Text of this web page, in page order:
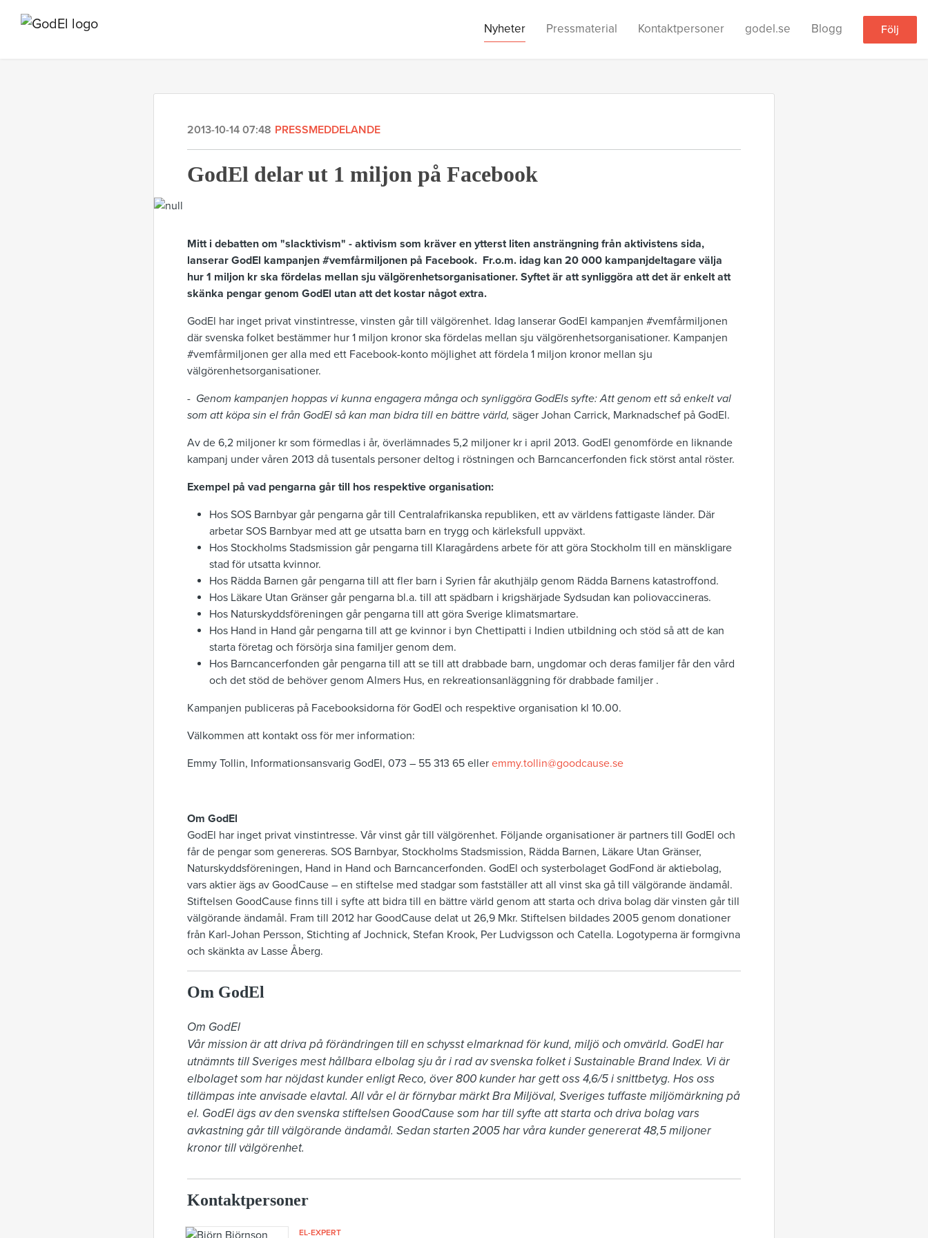
Nyheter Pressmaterial Kontaktpersoner godel.se Blogg Följ
2013-10-14 07:48 PRESSMEDDELANDE
GodEl delar ut 1 miljon på Facebook
Mitt i debatten om "slacktivism" - aktivism som kräver en ytterst liten ansträngning från aktivistens sida,
lanserar GodEl kampanjen #vemfårmiljonen på Facebook. Fr.o.m. idag kan 20 000 kampanjdeltagare välja
hur 1 miljon kr ska fördelas mellan sju välgörenhetsorganisationer. Syftet är att synliggöra att det är enkelt att
skänka pengar genom GodEl utan att det kostar något extra.
GodEl har inget privat vinstintresse, vinsten går till välgörenhet. Idag lanserar GodEl kampanjen #vemfårmiljonen
där svenska folket bestämmer hur 1 miljon kronor ska fördelas mellan sju välgörenhetsorganisationer. Kampanjen
#vemfårmiljonen ger alla med ett Facebook-konto möjlighet att fördela 1 miljon kronor mellan sju
välgörenhetsorganisationer.
- Genom kampanjen hoppas vi kunna engagera många och synliggöra GodEls syfte: Att genom ett så enkelt val
som att köpa sin el från GodEl så kan man bidra till en bättre värld, säger Johan Carrick, Marknadschef på GodEl.
Av de 6,2 miljoner kr som förmedlas i år, överlämnades 5,2 miljoner kr i april 2013. GodEl genomförde en liknande
kampanj under våren 2013 då tusentals personer deltog i röstningen och Barncancerfonden fick störst antal röster.
Exempel på vad pengarna går till hos respektive organisation:
Hos SOS Barnbyar går pengarna går till Centralafrikanska republiken, ett av världens fattigaste länder. Där
arbetar SOS Barnbyar med att ge utsatta barn en trygg och kärleksfull uppväxt.
Hos Stockholms Stadsmission går pengarna till Klaragårdens arbete för att göra Stockholm till en mänskligare
stad för utsatta kvinnor.
Hos Rädda Barnen går pengarna till att fler barn i Syrien får akuthjälp genom Rädda Barnens katastroffond.
Hos Läkare Utan Gränser går pengarna bl.a. till att spädbarn i krigshärjade Sydsudan kan poliovaccineras.
Hos Naturskyddsföreningen går pengarna till att göra Sverige klimatsmartare.
Hos Hand in Hand går pengarna till att ge kvinnor i byn Chettipatti i Indien utbildning och stöd så att de kan
starta företag och försörja sina familjer genom dem.
Hos Barncancerfonden går pengarna till att se till att drabbade barn, ungdomar och deras familjer får den vård
och det stöd de behöver genom Almers Hus, en rekreationsanläggning för drabbade familjer .
Kampanjen publiceras på Facebooksidorna för GodEl och respektive organisation kl 10.00.
Välkommen att kontakt oss för mer information:
Emmy Tollin, Informationsansvarig GodEl, 073 – 55 313 65 eller emmy.tollin@goodcause.se
Om GodEl
GodEl har inget privat vinstintresse. Vår vinst går till välgörenhet. Följande organisationer är partners till GodEl och
får de pengar som genereras. SOS Barnbyar, Stockholms Stadsmission, Rädda Barnen, Läkare Utan Gränser,
Naturskyddsföreningen, Hand in Hand och Barncancerfonden. GodEl och systerbolaget GodFond är aktiebolag,
vars aktier ägs av GoodCause – en stiftelse med stadgar som fastställer att all vinst ska gå till välgörande ändamål.
Stiftelsen GoodCause finns till i syfte att bidra till en bättre värld genom att starta och driva bolag där vinsten går till
välgörande ändamål. Fram till 2012 har GoodCause delat ut 26,9 Mkr. Stiftelsen bildades 2005 genom donationer
från Karl-Johan Persson, Stichting af Jochnick, Stefan Krook, Per Ludvigsson och Catella. Logotyperna är formgivna
och skänkta av Lasse Åberg.
Om GodEl
Om GodEl
Vår mission är att driva på förändringen till en schysst elmarknad för kund, miljö och omvärld. GodEl har
utnämnts till Sveriges mest hållbara elbolag sju år i rad av svenska folket i Sustainable Brand Index. Vi är
elbolaget som har nöjdast kunder enligt Reco, över 800 kunder har gett oss 4,6/5 i snittbetyg. Hos oss
tillämpas inte anvisade elavtal. All vår el är förnybar märkt Bra Miljöval, Sveriges tuffaste miljömärkning på
el. GodEl ägs av den svenska stiftelsen GoodCause som har till syfte att starta och driva bolag vars
avkastning går till välgörande ändamål. Sedan starten 2005 har våra kunder genererat 48,5 miljoner
kronor till välgörenhet.
Kontaktpersoner
EL-EXPERT